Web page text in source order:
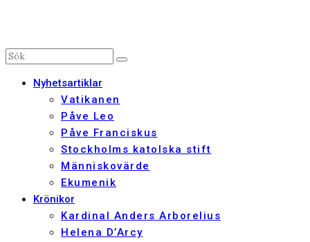
Nyhetsartiklar
Vatikanen
Påve Leo
Påve Franciskus
Stockholms katolska stift
Människovärde
Ekumenik
Krönikor
Kardinal Anders Arborelius
Helena D’Arcy